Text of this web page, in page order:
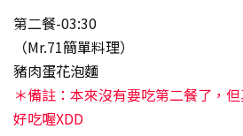
第二餐-03:30
（Mr.71簡單料理）
豬肉蛋花泡麵
＊備註：本來沒有要吃第二餐了，
好吃喔XDD